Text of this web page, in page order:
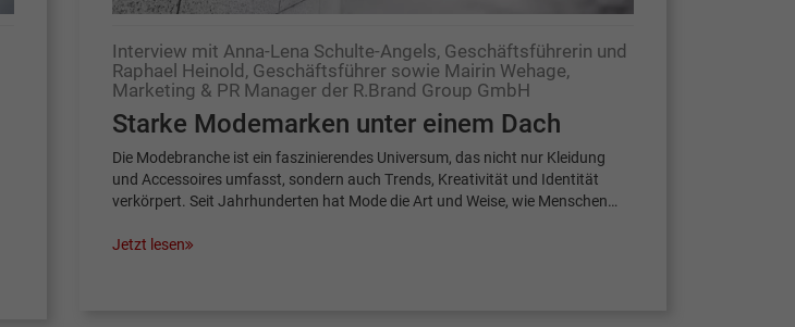
Interview mit Anna-Lena Schulte-Angels, Geschäftsführerin und
Raphael Heinold, Geschäftsführer sowie Mairin Wehage,
Marketing & PR Manager der R.Brand Group GmbH
Starke Modemarken unter einem Dach
Die Modebranche ist ein faszinierendes Universum, das nicht nur Kleidung
und Accessoires umfasst, sondern auch Trends, Kreativität und Identität
verkörpert. Seit Jahrhunderten hat Mode die Art und Weise, wie Menschen…
Jetzt lesen